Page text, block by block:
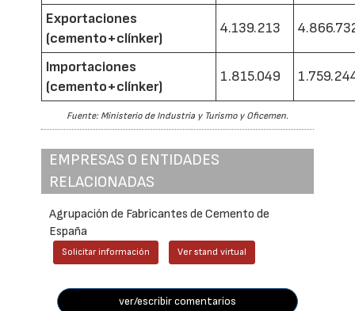
Exportaciones
(cemento+clínker)
4.139.213
Importaciones
(cemento+clínker)
1.815.049
Fuente: Ministerio de Industria y Turismo y Oficemen.
EMPRESAS O ENTIDADES
RELACIONADAS
Agrupación de Fabricantes de Cemento de
España
Solicitar información Ver stand virtual
ver/escribir comentarios